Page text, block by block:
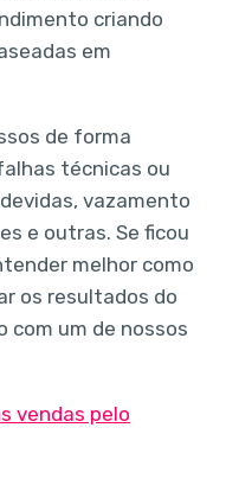
criando
em
de forma
técnicas ou
vazamento
e outras. Se ficou
melhor como
os resultados do
com um de nossos